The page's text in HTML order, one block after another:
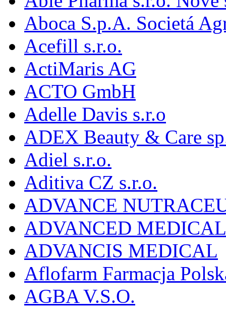
Aboca S.p.A. Societá
Acefill s.r.o.
ActiMaris AG
ACTO GmbH
Adelle Davis s.r.o
ADEX Beauty & Care
Adiel s.r.o.
Aditiva CZ s.r.o.
ADVANCE
ADVANCED
ADVANCIS MEDICAL
Aflofarm Farmacja
AGBA V.S.O.